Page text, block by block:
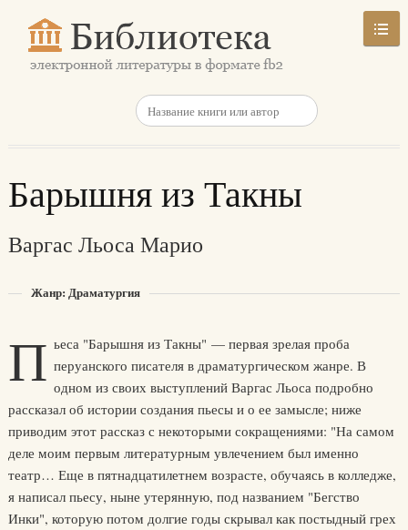
Барышня из Такны
Варгас Льоса Марио
Жанр: Драматургия
П ьеса "Барышня из Такны" — первая зрелая проба
перуанского писателя в драматургическом жанре. В
одном из своих выступлений Варгас Льоса подробно
рассказал об истории создания пьесы и о ее замысле; ниже
приводим этот рассказ с некоторыми сокращениями: "На самом
деле моим первым литературным увлечением был именно
театр… Еще в пятнадцатилетнем возрасте, обучаясь в колледже,
я написал пьесу, ныне утерянную, под названием "Бегство
Инки", которую потом долгие годы скрывал как постыдный грех